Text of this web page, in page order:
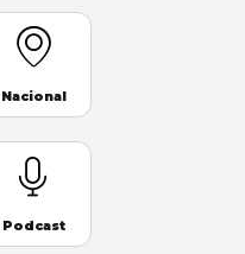
Nacional
Podcast